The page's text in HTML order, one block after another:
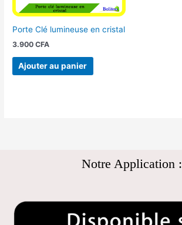
Porte Clé lumineuse en cristal
3.900CFA
Ajouter au panier
Notre Application :